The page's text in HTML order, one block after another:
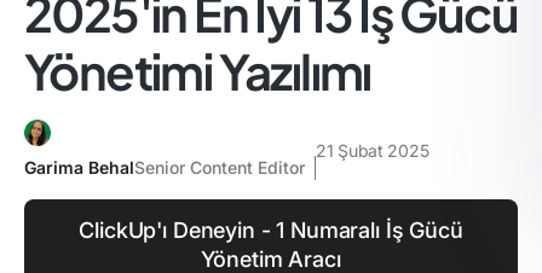
2025'in En İyi 13 İş Gücü
Yönetimi Yazılımı
Garima BehalSenior Content Editor
21 Şubat 2025
ClickUp'ı Deneyin - 1 Numaralı İş Gücü
Yönetim Aracı